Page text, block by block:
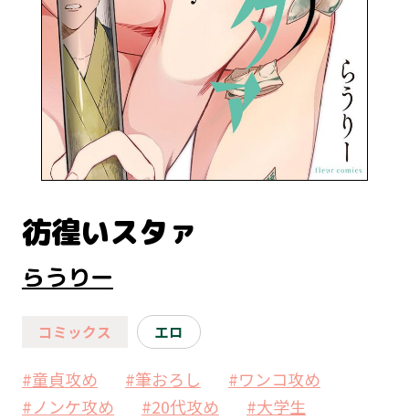
彷徨いスタァ
らうりー
コミックス エロ
#童貞攻め #筆おろし
#ワンコ攻め
#ノンケ攻め
#20代攻め
#大学生